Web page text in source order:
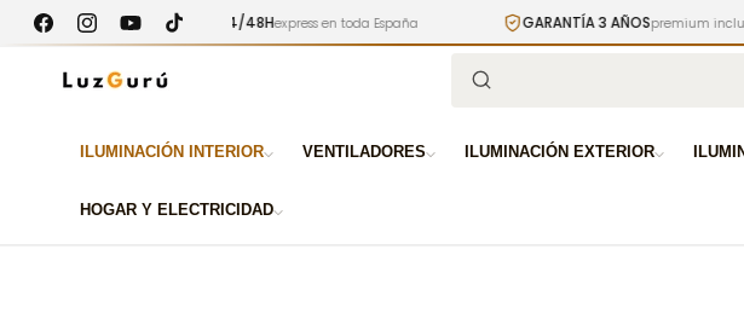
directamente
al contenido
FacebookInstagramYouTubeTikTok
ENTREGA 24/48H express en toda España GARANTÍA 3 AÑOSpremium incluida
Búsqueda
ILUMINACIÓN INTERIOR VENTILADORES ILUMINACIÓN EXTERIOR
HOGAR Y ELECTRICIDAD